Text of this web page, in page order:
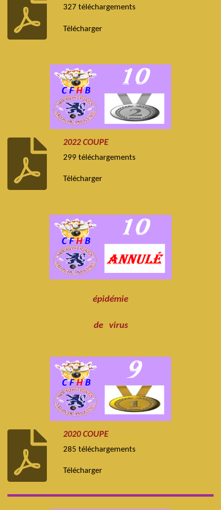
327 téléchargements
Télécharger
2022 COUPE
299 téléchargements
Télécharger
épidémie
de virus
2020 COUPE
285 téléchargements
Télécharger